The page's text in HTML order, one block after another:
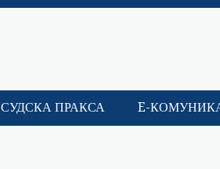
СУДСКА ПРАКСА E-